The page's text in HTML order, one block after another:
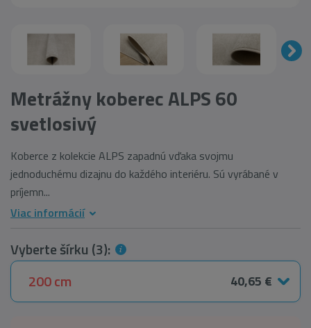
Metrážny koberec ALPS 60
svetlosivý
Koberce z kolekcie ALPS zapadnú vďaka svojmu
jednoduchému dizajnu do každého interiéru. Sú vyrábané v
príjemn...
Viac informácií
Vyberte šírku (3):
200 cm
40,65 €